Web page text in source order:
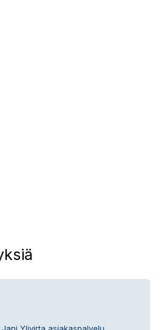
Ylivirta asiakaspalvelu.